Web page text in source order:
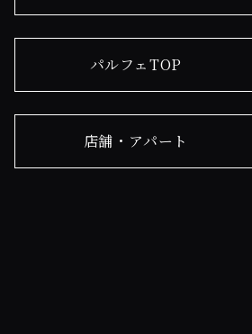
パルフェTOP
店舗・アパート